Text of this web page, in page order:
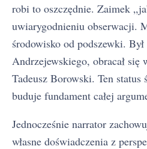
robi to oszczędnie. Zaimek
uwiarygodnieniu obserwacji.
środowisko od podszewki.
Andrzejewskiego, obracał się
Tadeusz Borowski. Ten
buduje fundament całej
Jednocześnie narrator
własne doświadczenia z